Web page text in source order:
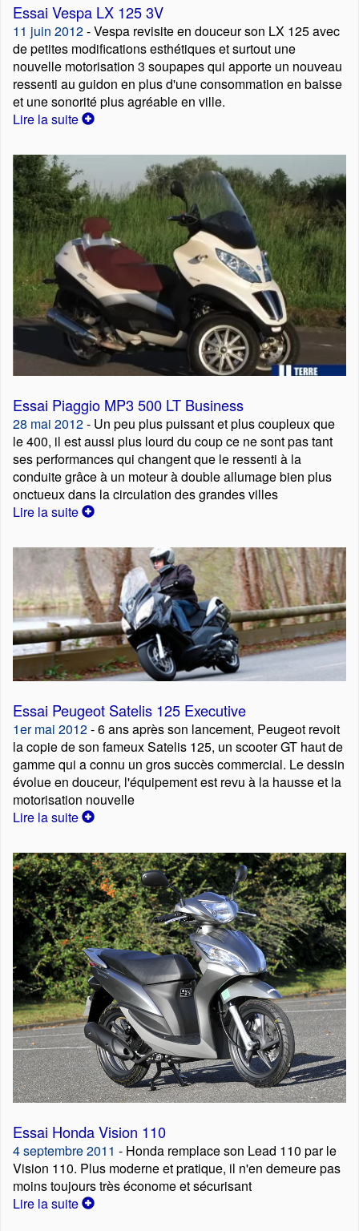
Essai Vespa LX 125 3V
11 juin 2012- Vespa revisite en douceur son LX 125 avec
de petites modifications esthétiques et surtout une
nouvelle motorisation 3 soupapes qui apporte un nouveau
ressenti au guidon en plus d'une consommation en baisse
et une sonorité plus agréable en ville.
Lire la suite
Essai Piaggio MP3 500 LT Business
28 mai 2012- Un peu plus puissant et plus coupleux que
le 400, il est aussi plus lourd du coup ce ne sont pas tant
ses performances qui changent que le ressenti à la
conduite grâce à un moteur à double allumage bien plus
onctueux dans la circulation des grandes villes
Lire la suite
Essai Peugeot Satelis 125 Executive
1er mai 2012- 6 ans après son lancement, Peugeot revoit
la copie de son fameux Satelis 125, un scooter GT haut de
gamme qui a connu un gros succès commercial. Le dessin
évolue en douceur, l'équipement est revu à la hausse et la
motorisation nouvelle
Lire la suite
Essai Honda Vision 110
4 septembre 2011 - Honda remplace son Lead 110 par le
Vision 110. Plus moderne et pratique, il n'en demeure pas
moins toujours très économe et sécurisant
Lire la suite